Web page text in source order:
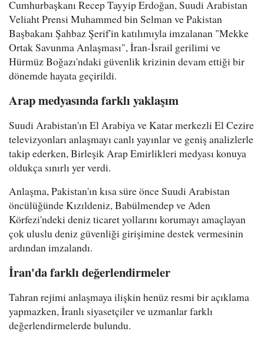
Cumhurbaşkanı Recep Tayyip Erdoğan, Suudi Arabistan
Veliaht Prensi Muhammed bin Selman ve Pakistan
Başbakanı Şahbaz Şerif'in katılımıyla imzalanan "Mekke
Ortak Savunma Anlaşması", İran-İsrail gerilimi ve
Hürmüz Boğazı'ndaki güvenlik krizinin devam ettiği bir
dönemde hayata geçirildi.
Arap medyasında farklı yaklaşım
Suudi Arabistan'ın El Arabiya ve Katar merkezli El Cezire
televizyonları anlaşmayı canlı yayınlar ve geniş analizlerle
takip ederken, Birleşik Arap Emirlikleri medyası konuya
oldukça sınırlı yer verdi.
Anlaşma, Pakistan'ın kısa süre önce Suudi Arabistan
öncülüğünde Kızıldeniz, Babülmendep ve Aden
Körfezi'ndeki deniz ticaret yollarını korumayı amaçlayan
çok uluslu deniz güvenliği girişimine destek vermesinin
ardından imzalandı.
İran'da farklı değerlendirmeler
Tahran rejimi anlaşmaya ilişkin henüz resmi bir açıklama
yapmazken, İranlı siyasetçiler ve uzmanlar farklı
değerlendirmelerde bulundu.